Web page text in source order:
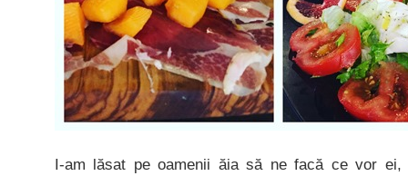
I-am lăsat pe oamenii ăia să ne facă ce vor